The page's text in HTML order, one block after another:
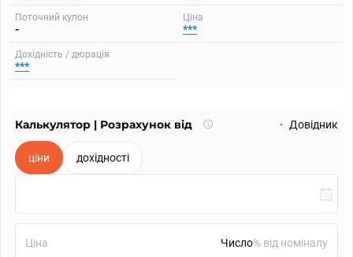
Поточний купон
-
Ціна
***
Дохідність / дюрація
***
Калькулятор | Розрахунок від
Що
Довідник
ціни дохідності
Ціна % від номіналу